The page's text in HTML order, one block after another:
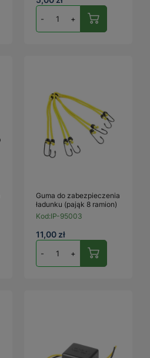
- +
Guma do zabezpieczenia
ładunku (pająk 8 ramion)
Kod:IP-95003
11,00 zł
- +